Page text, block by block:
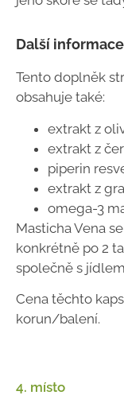
Další informace
Tento doplněk
obsahuje také:
extrakt z
extrakt z
piperin
extrakt z
omega-3
Masticha Vena
konkrétně po 2
společně s
Cena těchto
korun/balení.
4. místo